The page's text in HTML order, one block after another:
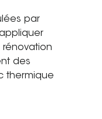
par
rénovation
des
thermique